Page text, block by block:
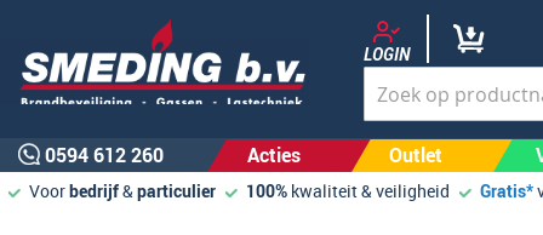
LOGIN
0594 612 260 Acties Outlet
Voorbedrijf&particulier 100% kwaliteit & veiligheid Gratis*